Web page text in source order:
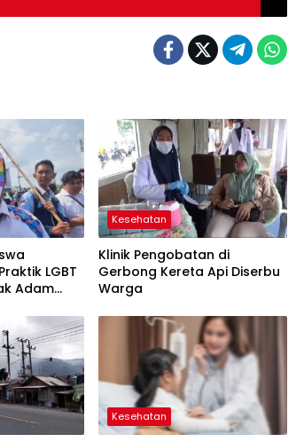
LGBT
Adam
Kesehatan
Klinik Pengobatan di
Gerbong Kereta Api Diserbu
Warga
Kesehatan